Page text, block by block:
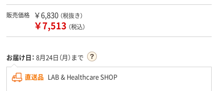
販売価格 ￥6,830 （税抜き）
￥7,513 （税込）
お届け日： 8月24日（月）まで
直送品 LAB & Healthcare SHOP